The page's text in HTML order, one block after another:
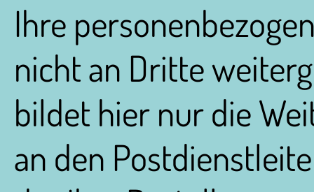
Ihre
nicht an Dritte
bildet hier nur die
an den